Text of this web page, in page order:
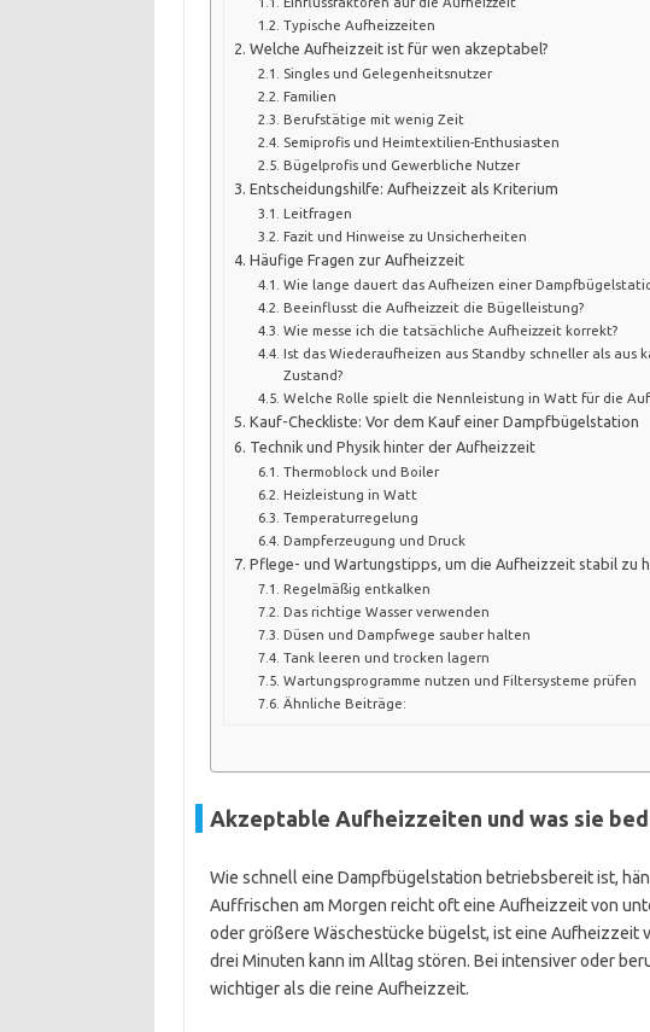
Typische Aufheizzeiten
Welche Aufheizzeit ist für wen akzeptabel?
Singles und Gelegenheitsnutzer
Familien
Berufstätige mit wenig Zeit
Semiprofis und Heimtextilien-Enthusiasten
Bügelprofis und Gewerbliche Nutzer
Entscheidungshilfe: Aufheizzeit als Kriterium
Leitfragen
Fazit und Hinweise zu Unsicherheiten
Häufige Fragen zur Aufheizzeit
Wie lange dauert das Aufheizen einer
Beeinflusst die Aufheizzeit die Bügelleistung?
Wie messe ich die tatsächliche Aufheizzeit korrekt?
Ist das Wiederaufheizen aus Standby schneller als aus
Zustand?
Welche Rolle spielt die Nennleistung in Watt für die
Kauf-Checkliste: Vor dem Kauf einer Dampfbügelstation
Technik und Physik hinter der Aufheizzeit
Thermoblock und Boiler
Heizleistung in Watt
Temperaturregelung
Dampferzeugung und Druck
Pflege- und Wartungstipps, um die Aufheizzeit stabil zu
Regelmäßig entkalken
Das richtige Wasser verwenden
Düsen und Dampfwege sauber halten
Tank leeren und trocken lagern
Wartungsprogramme nutzen und Filtersysteme prüfen
Ähnliche Beiträge:
Akzeptable Aufheizzeiten und was sie
Wie schnell eine Dampfbügelstation betriebsbereit ist,
Auffrischen am Morgen reicht oft eine Aufheizzeit von
oder größere Wäschestücke bügelst, ist eine Aufheizzeit
drei Minuten kann im Alltag stören. Bei intensiver oder
wichtiger als die reine Aufheizzeit.